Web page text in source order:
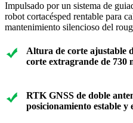
Impulsado por un sistema de
robot cortacésped rentable para
mantenimiento silencioso del
Altura de corte ajustable
corte extragrande de 730
RTK GNSS de doble
posicionamiento estable y